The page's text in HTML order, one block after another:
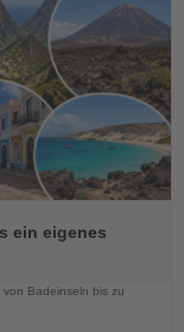
ein eigenes
Badeinseln bis zu